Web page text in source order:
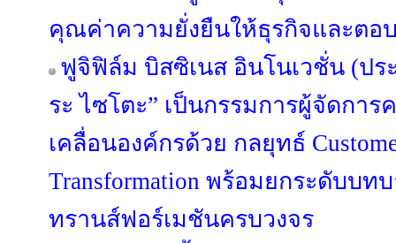
คุณค่าความยั่งยืนให้ธุรกิจและตอ
ฟูจิฟิล์ม บิสซิเนส อินโนเวชั่น (ปร
ระ ไซโตะ” เป็นกรรมการผู้จัดกา
เคลื่อนองค์กรด้วย กลยุทธ์
Transformation พร้อมยกระดับบ
ทรานส์ฟอร์เมชันครบวงจร